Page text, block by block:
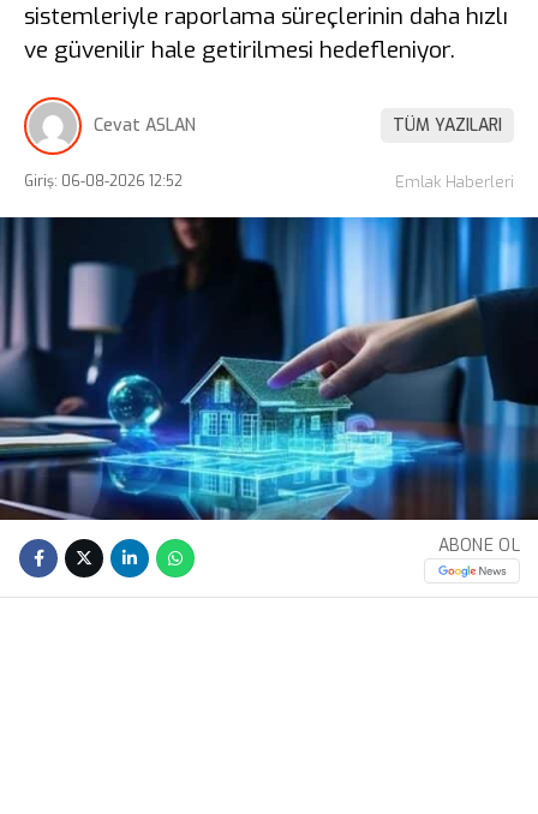
sistemleriyle raporlama süreçlerinin daha hızlı
ve güvenilir hale getirilmesi hedefleniyor.
Cevat ASLAN TÜM YAZILARI
Giriş: 06-08-2026 12:52 Emlak Haberleri
ABONE OL